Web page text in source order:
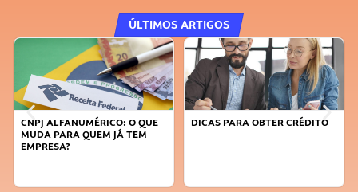
ÚLTIMOS ARTIGOS
CNPJ ALFANUMÉRICO: O QUE
MUDA PARA QUEM JÁ TEM
EMPRESA?
DICAS PARA OBTER CRÉDITO